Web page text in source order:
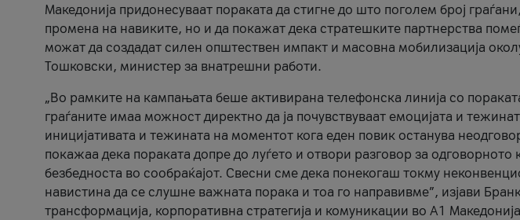
Македонија придонесуваат пораката да стигне до што поголем број
промена на навиките, но и да покажат дека стратешките партнерства
можат да создадат силен општествен импакт и масовна мобилизација
Тошковски, министер за внатрешни работи.
„Во рамките на кампањата беше активирана телефонска линија со
граѓаните имаа можност директно да ја почувствуваат емоцијата и
иницијативата и тежината на моментот кога еден повик останува
покажаа дека пораката допре до луѓето и отвори разговор за одговорното
безбедноста во сообраќајот. Свесни сме дека понекогаш токму
навистина да се слушне важната порака и тоа го направивме”, изјави
трансформација, корпоративна стратегија и комуникации во А1